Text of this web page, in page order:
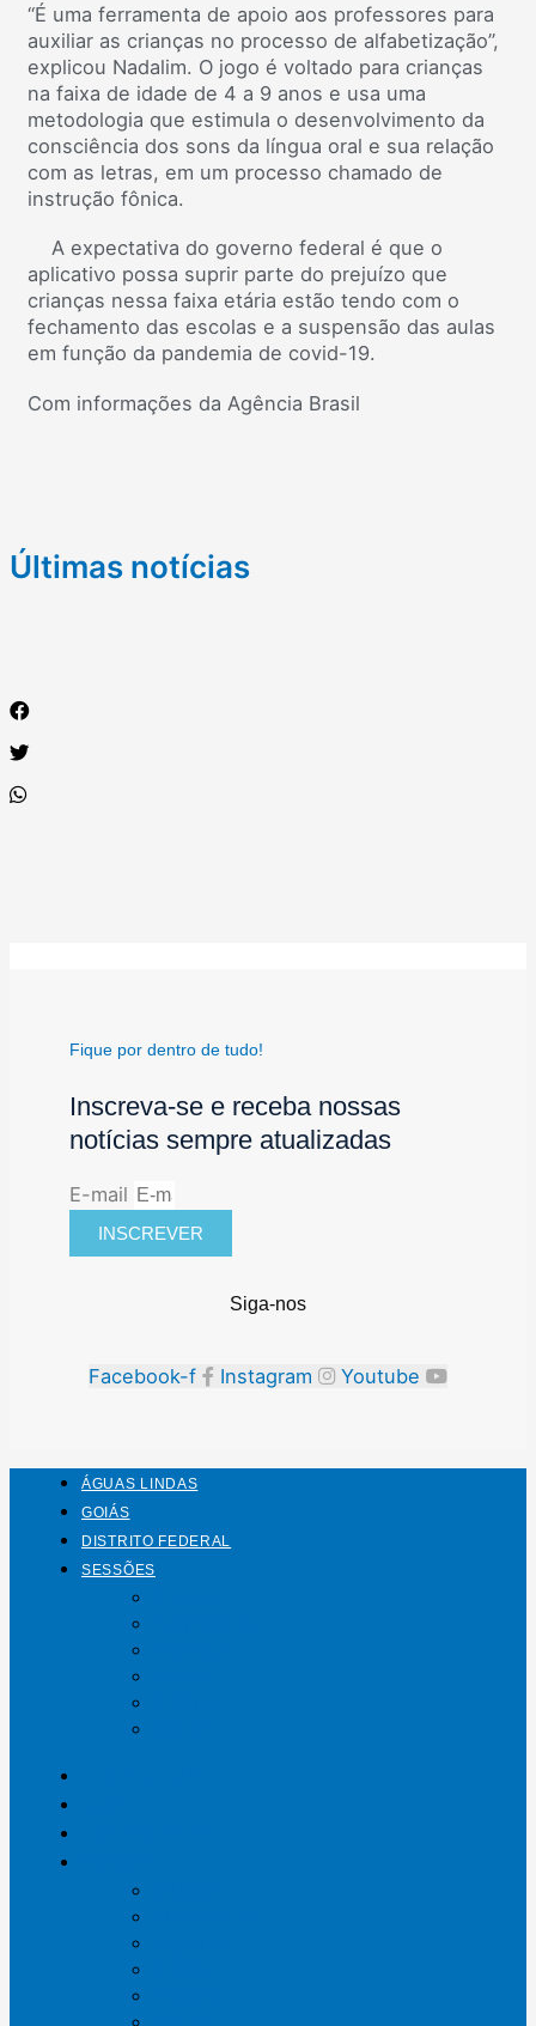
“É uma ferramenta de apoio aos professores para
auxiliar as crianças no processo de alfabetização”,
explicou Nadalim. O jogo é voltado para crianças
na faixa de idade de 4 a 9 anos e usa uma
metodologia que estimula o desenvolvimento da
consciência dos sons da língua oral e sua relação
com as letras, em um processo chamado de
instrução fônica.
A expectativa do governo federal é que o
aplicativo possa suprir parte do prejuízo que
crianças nessa faixa etária estão tendo com o
fechamento das escolas e a suspensão das aulas
em função da pandemia de covid-19.
Com informações da Agência Brasil
Últimas notícias
Fique por dentro de tudo!
Inscreva-se e receba nossas
notícias sempre atualizadas
E-mail
INSCREVER
Siga-nos
Facebook-f Instagram Youtube
ÁGUAS LINDAS
GOIÁS
DISTRITO FEDERAL
SESSÕES